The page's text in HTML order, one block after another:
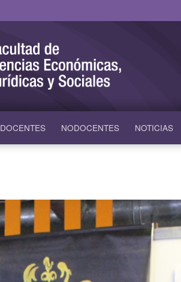
DOCENTES NODOCENTES NOTICIAS